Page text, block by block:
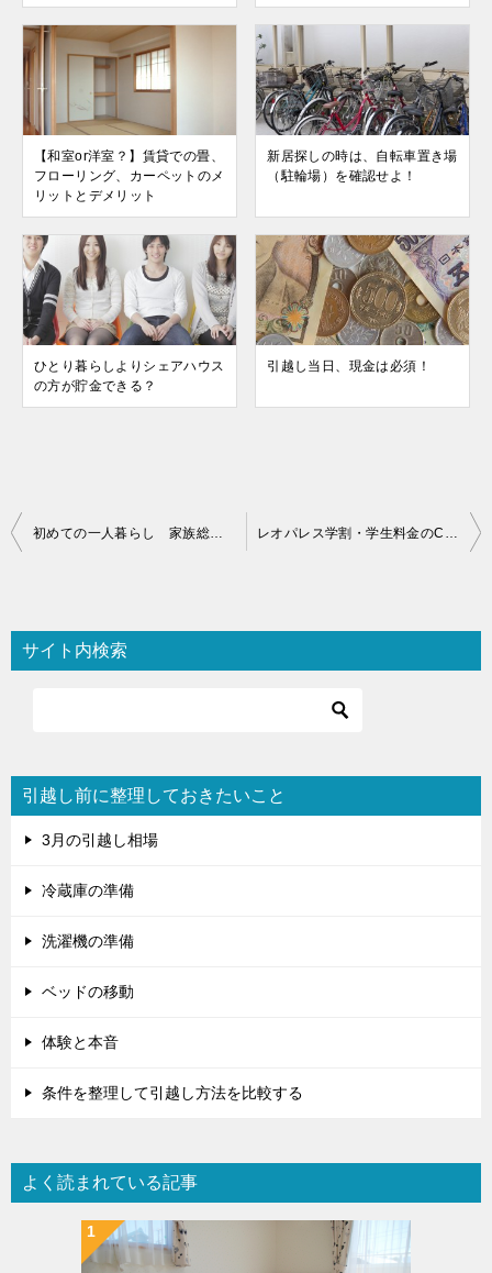
【和室or洋室？】賃貸での畳、
フローリング、カーペットのメ
リットとデメリット
新居探しの時は、自転車置き場
（駐輪場）を確認せよ！
ひとり暮らしよりシェアハウス
の方が貯金できる？
引越し当日、現金は必須！
投
ビ
ゲ
ョ
ン
初めての一人暮らし 家族総出で手伝ってくれた引越しの思い出 レオパレス学割・学生料金のCM(コマーシャル)がおもしろいですね
サイト内検索
引越し前に整理しておきたいこと
3月の引越し相場
冷蔵庫の準備
洗濯機の準備
ベッドの移動
体験と本音
条件を整理して引越し方法を比較する
よく読まれている記事